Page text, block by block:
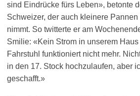
sind Eindrücke fürs Leben», betonte
Schweizer, der auch kleinere Pannen
nimmt. So twitterte er am
Smilie: «Kein Strom in unserem
Fahrstuhl funktioniert nicht mehr.
in den 17. Stock hochzulaufen, aber
geschafft.»